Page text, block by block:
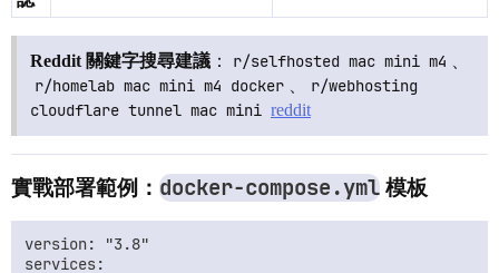
Reddit 關鍵字搜尋建議 ： r/selfhosted mac mini m4
r/homelab mac mini m4 docker
r/webhosting
cloudflare tunnel mac mini reddit
實戰部署範例： docker-compose.yml 模板
version: "3.8"
services: